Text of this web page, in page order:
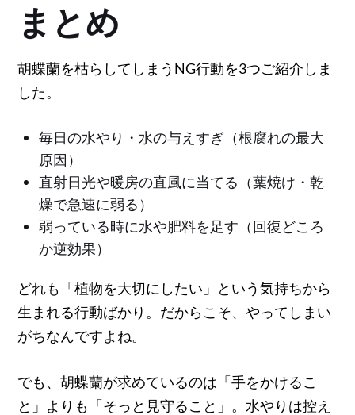
まとめ
胡蝶蘭を枯らしてしまうNG行動を3つご紹介しま
した。
毎日の水やり・水の与えすぎ（根腐れの最大
原因）
直射日光や暖房の直風に当てる（葉焼け・乾
燥で急速に弱る）
弱っている時に水や肥料を足す（回復どころ
か逆効果）
どれも「植物を大切にしたい」という気持ちから
生まれる行動ばかり。だからこそ、やってしまい
がちなんですよね。
でも、胡蝶蘭が求めているのは「手をかけるこ
と」よりも「そっと見守ること」。水やりは控え